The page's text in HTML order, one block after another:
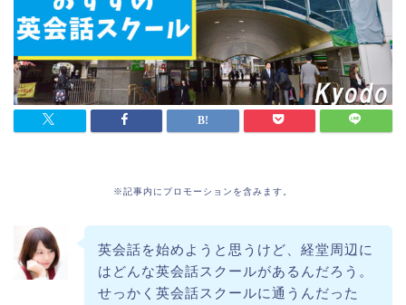
※記事内にプロモーションを含みます。
英会話を始めようと思うけど、経堂周辺に
はどんな英会話スクールがあるんだろう。
せっかく英会話スクールに通うんだった